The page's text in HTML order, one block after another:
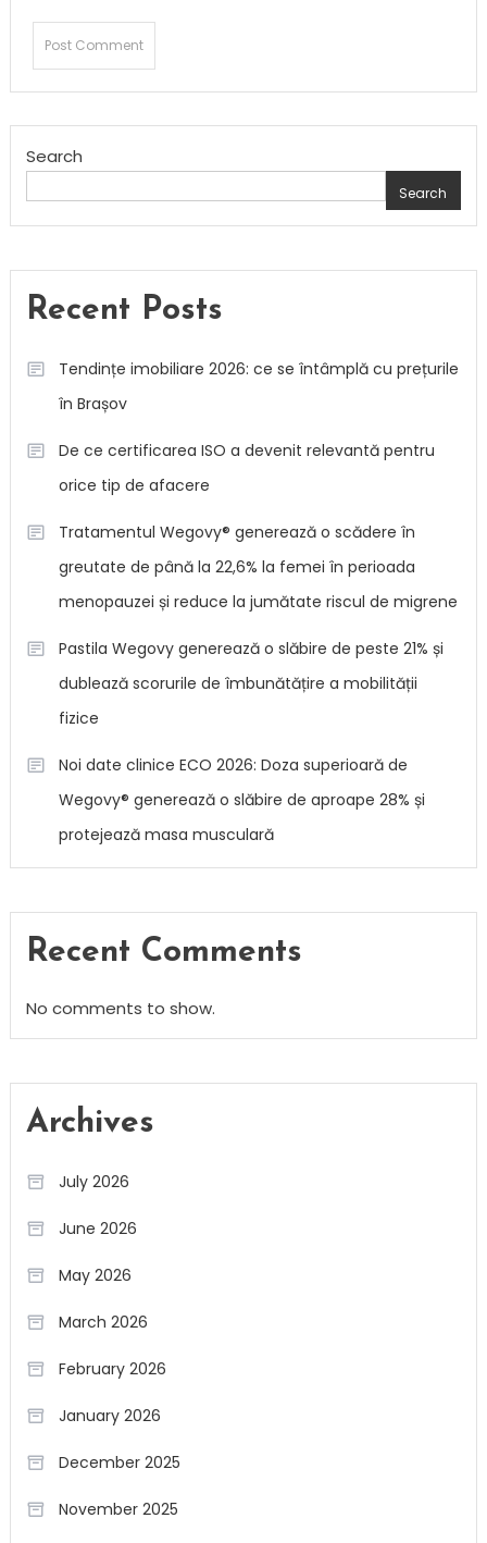
Search
Search
Recent Posts
Tendințe imobiliare 2026: ce se întâmplă cu prețurile
în Brașov
De ce certificarea ISO a devenit relevantă pentru
orice tip de afacere
Tratamentul Wegovy® generează o scădere în
greutate de până la 22,6% la femei în perioada
menopauzei și reduce la jumătate riscul de migrene
Pastila Wegovy generează o slăbire de peste 21% și
dublează scorurile de îmbunătățire a mobilității
fizice
Noi date clinice ECO 2026: Doza superioară de
Wegovy® generează o slăbire de aproape 28% și
protejează masa musculară
Recent Comments
No comments to show.
Archives
July 2026
June 2026
May 2026
March 2026
February 2026
January 2026
December 2025
November 2025